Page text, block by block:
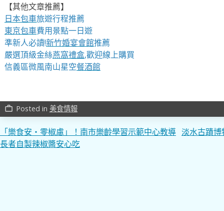
【其他文章推薦】
日本包車旅遊行程推薦
東京包車費用景點一日遊
準新人必讀!新竹婚宴會館推薦
嚴選頂級金絲燕窩禮盒,歡迎線上購買
信義區微風南山星空餐酒館
work_outline Posted in 美食情報
文
章
「樂食安・零椒慮」！南市樂齡學習示範中心教導
長者自製辣椒醬安心吃
淡水古蹟